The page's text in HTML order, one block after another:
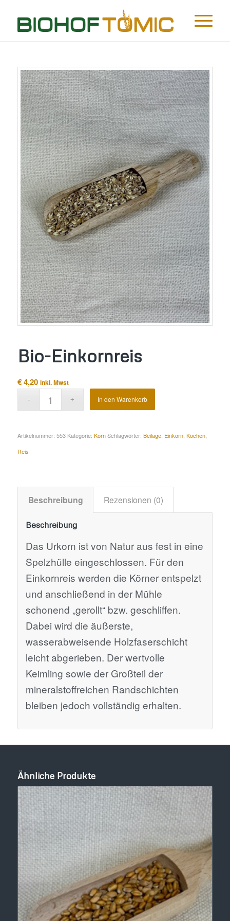
Bio-Einkornreis
€4,20 inkl. Mwst
In den Warenkorb
Artikelnummer: 553 Kategorie: Korn Schlagwörter: Beilage, Einkorn, Kochen,
Reis
Beschreibung Rezensionen (0)
Beschreibung
Das Urkorn ist von Natur aus fest in eine
Spelzhülle eingeschlossen. Für den
Einkornreis werden die Körner entspelzt
und anschließend in der Mühle
schonend „gerollt“ bzw. geschliffen.
Dabei wird die äußerste,
wasserabweisende Holzfaserschicht
leicht abgerieben. Der wertvolle
Keimling sowie der Großteil der
mineralstoffreichen Randschichten
bleiben jedoch vollständig erhalten.
Ähnliche Produkte